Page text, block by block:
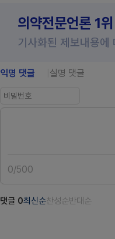
의약전문언론 1
기사화된 제보내용에
익명 댓글 실명 댓글
0/500
댓글 0최신순찬성순반대순